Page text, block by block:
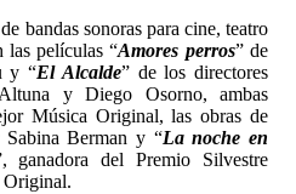
bandas sonoras para cine, teatro
las películas “Amores perros” de
y “El Alcalde” de los directores
y Diego Osorno, ambas
Música Original, las obras de
Berman y “La noche en
ganadora del Premio Silvestre
Original.